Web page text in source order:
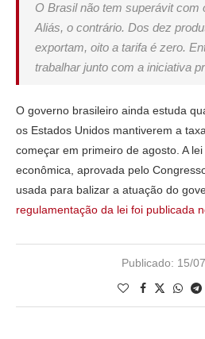
O Brasil não tem superávit com
Aliás, o contrário. Dos dez
exportam, oito a tarifa é zero.
trabalhar junto com a iniciativa
O governo brasileiro ainda estuda
os Estados Unidos mantiverem a
começar em primeiro de agosto. A
econômica, aprovada pelo
usada para balizar a atuação do
regulamentação da lei foi publicada
Publicado: 15/